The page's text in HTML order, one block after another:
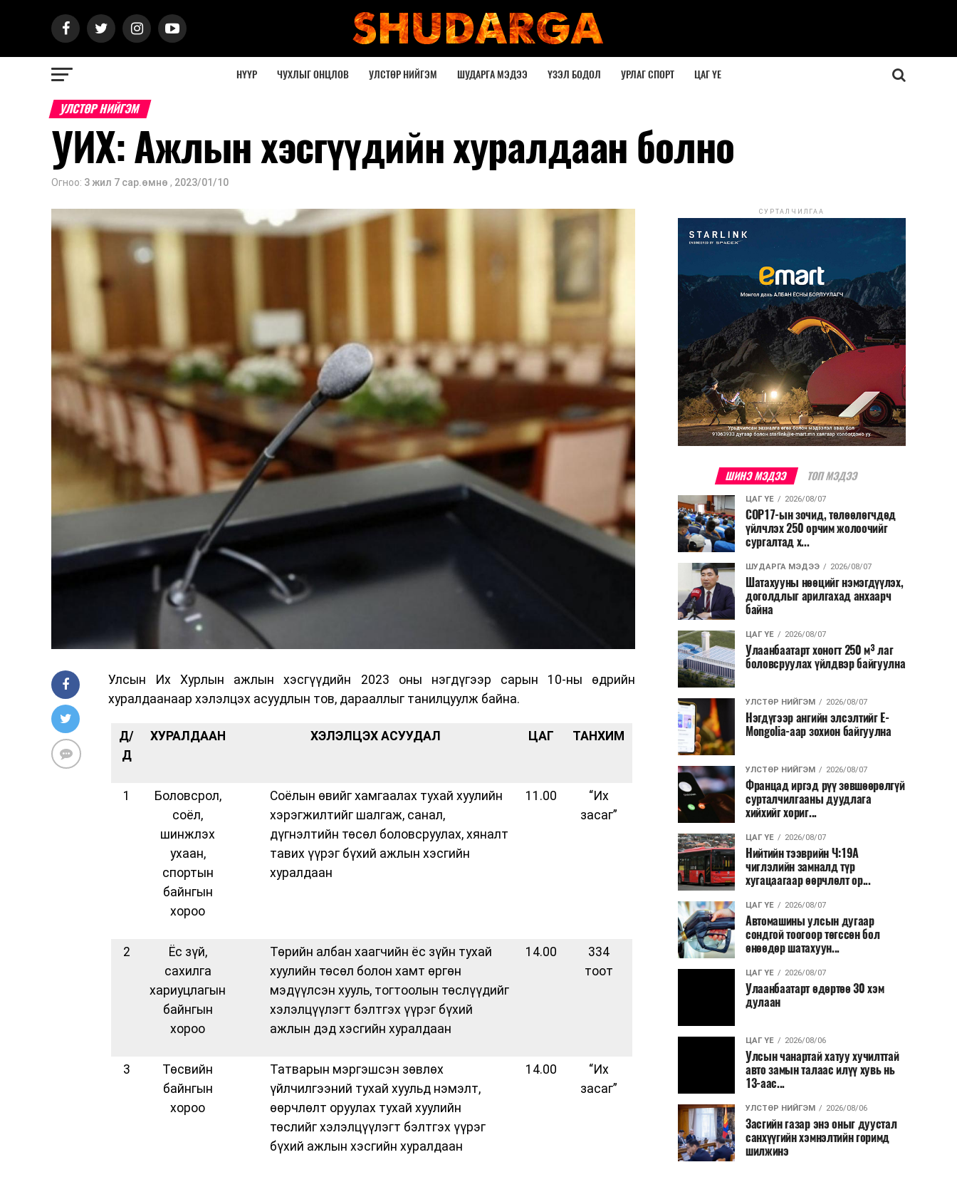
НҮҮР ЧУХЛЫГ ОНЦЛОВ УЛСТӨР НИЙГЭМ ШУДАРГА МЭДЭЭ ҮЗЭЛ БОДОЛ УРЛАГ СПОРТ ЦАГ ҮЕ
УЛСТӨР НИЙГЭМ
УИХ: Ажлын хэсгүүдийн хуралдаан болно
Огноо: 3 жил 7 сар.өмнө , 2023/01/10
Улсын Их Хурлын ажлын хэсгүүдийн 2023 оны нэгдүгээр сарын 10-ны өдрийн
хуралдаанаар хэлэлцэх асуудлын тов, дарааллыг танилцуулж байна.
Д/
Д
ХУРАЛДААН ХЭЛЭЛЦЭХ АСУУДАЛ ЦАГ ТАНХИМ
1
Боловсрол,
соёл,
шинжлэх
ухаан,
спортын
байнгын
хороо
Соёлын өвийг хамгаалах тухай хуулийн
хэрэгжилтийг шалгаж, санал,
дүгнэлтийн төсөл боловсруулах, хяналт
тавих үүрэг бүхий ажлын хэсгийн
хуралдаан
11.00
“Их
засаг”
2
Ёс зүй,
сахилга
хариуцлагын
байнгын
хороо
Төрийн албан хаагчийн ёс зүйн тухай
хуулийн төсөл болон хамт өргөн
мэдүүлсэн хууль, тогтоолын төслүүдийг
хэлэлцүүлэгт бэлтгэх үүрэг бүхий
ажлын дэд хэсгийн хуралдаан
14.00
334
тоот
3
Төсвийн
байнгын
хороо
Татварын мэргэшсэн зөвлөх
үйлчилгээний тухай хуульд нэмэлт,
өөрчлөлт оруулах тухай хуулийн
төслийг хэлэлцүүлэгт бэлтгэх үүрэг
бүхий ажлын хэсгийн хуралдаан
14.00
“Их
засаг”
СУРТАЛЧИЛГАА
ШИНЭ МЭДЭЭ ТОП МЭДЭЭ
ЦАГ ҮЕ 2026/08/07
COP17-ын зочид, төлөөлөгчдөд
үйлчлэх 250 орчим жолоочийг
сургалтад х...
ШУДАРГА МЭДЭЭ 2026/08/07
Шатахууны нөөцийг нэмэгдүүлэх,
доголдлыг арилгахад анхаарч
байна
ЦАГ ҮЕ 2026/08/07
Улаанбаатарт хоногт 250 м³ лаг
боловсруулах үйлдвэр байгуулна
УЛСТӨР НИЙГЭМ 2026/08/07
Нэгдүгээр ангийн элсэлтийг E-
Mongolia-аар зохион байгуулна
УЛСТӨР НИЙГЭМ 2026/08/07
Францад иргэд рүү зөвшөөрөлгүй
сурталчилгааны дуудлага
хийхийг хориг...
ЦАГ ҮЕ 2026/08/07
Нийтийн тээврийн Ч:19А
чиглэлийн замналд түр
хугацаагаар өөрчлөлт ор...
ЦАГ ҮЕ 2026/08/07
Автомашины улсын дугаар
сондгой тоогоор төгссөн бол
өнөөдөр шатахуун...
ЦАГ ҮЕ 2026/08/07
Улаанбаатарт өдөртөө 30 хэм
дулаан
ЦАГ ҮЕ 2026/08/06
Улсын чанартай хатуу хучилттай
авто замын талаас илүү хувь нь
13-аас...
УЛСТӨР НИЙГЭМ 2026/08/06
Засгийн газар энэ оныг дуустал
санхүүгийн хэмнэлтийн горимд
шилжинэ